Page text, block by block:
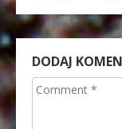
DODAJ